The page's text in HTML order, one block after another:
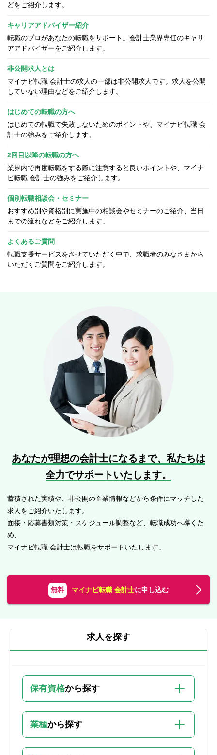
どをご紹介します。
キャリアアドバイザー紹介
転職のプロがあなたの転職をサポート。会計士業界専任のキャリ
アアドバイザーをご紹介します。
非公開求人とは
マイナビ転職 会計士の求人の一部は非公開求人です。求人を公開
していない理由などをご紹介します。
はじめての転職の方へ
はじめての転職で失敗しないためのポイントや、マイナビ転職 会
計士の強みをご紹介します。
2回目以降の転職の方へ
業界内で再度転職をする際に注意すると良いポイントや、マイナ
ビ転職 会計士の強みをご紹介します。
個別転職相談会・セミナー
おすすめ別や資格別に実施中の相談会やセミナーのご紹介、当日
までの流れなどをご紹介します。
よくあるご質問
転職支援サービスをさせていただく中で、求職者のみなさまから
いただくご質問をご紹介します。
あなたが理想の会計士になるまで、 私たちは
全力でサポートいたします。
蓄積された実績や、非公開の企業情報などから条件にマッチした
求人をご紹介いたします。
面接・応募書類対策・スケジュール調整など、転職成功へ導くた
め、
マイナビ転職 会計士は転職をサポートいたします。
無料 マイナビ転職 会計士に申し込む
求人を探す
保有資格から探す
業種から探す